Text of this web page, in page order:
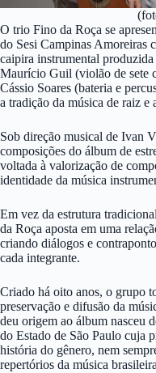
O trio Fino da Roça se
do Sesi Campinas Amoreiras
caipira instrumental
Maurício Guil (violão de sete
Cássio Soares (bateria e
a tradição da música de raiz e
Sob direção musical de Ivan
composições do álbum de
voltada à valorização de
identidade da música
Em vez da estrutura
da Roça aposta em uma
criando diálogos e
cada integrante.
Criado há oito anos, o grupo
preservação e difusão da
deu origem ao álbum nasceu
do Estado de São Paulo cuja
história do gênero, nem
repertórios da música